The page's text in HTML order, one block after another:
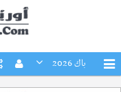
باك 2026